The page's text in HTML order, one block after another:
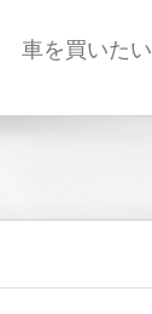
車を買いたい